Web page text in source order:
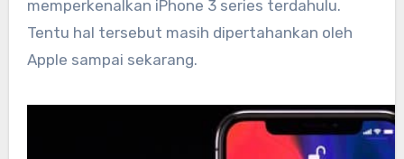
memperkenalkan iPhone 3 series terdahulu.
Tentu hal tersebut masih dipertahankan oleh
Apple sampai sekarang.